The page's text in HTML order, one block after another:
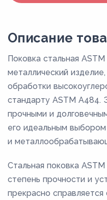
Описание
Поковка стальная
металлический
обработки
стандарту ASTM A484.
прочными и
его идеальным
и
Стальная поковка
степень прочности и
прекрасно